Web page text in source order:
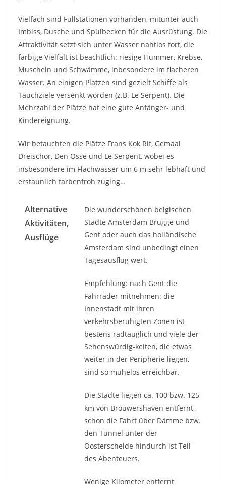
Vielfach sind Füllstationen vorhanden, mitunter auch
Imbiss, Dusche und Spülbecken für die Ausrüstung. Die
Attraktivität setzt sich unter Wasser nahtlos fort, die
farbige Vielfalt ist beachtlich: riesige Hummer, Krebse,
Muscheln und Schwämme, inbesondere im flacheren
Wasser. An einigen Plätzen sind gezielt Schiffe als
Tauchziele versenkt worden (z.B. Le Serpent). Die
Mehrzahl der Plätze hat eine gute Anfänger- und
Kindereignung.
Wir betauchten die Plätze Frans Kok Rif, Gemaal
Dreischor, Den Osse und Le Serpent, wobei es
insbesondere im Flachwasser um 6 m sehr lebhaft und
erstaunlich farbenfroh zuging…
Alternative
Aktivitäten,
Ausflüge
Die wunderschönen belgischen
Städte Amsterdam Brügge und
Gent oder auch das holländische
Amsterdam sind unbedingt einen
Tagesausflug wert.
Empfehlung: nach Gent die
Fahrräder mitnehmen: die
Innenstadt mit ihren
verkehrsberuhigten Zonen ist
bestens radtauglich und viele der
Sehenswürdig-keiten, die etwas
weiter in der Peripherie liegen,
sind so mühelos erreichbar.
Die Städte liegen ca. 100 bzw. 125
km von Brouwershaven entfernt,
schon die Fahrt über Dämme bzw.
den Tunnel unter der
Oosterschelde hindurch ist Teil
des Abenteuers.
Wenige Kilometer entfernt